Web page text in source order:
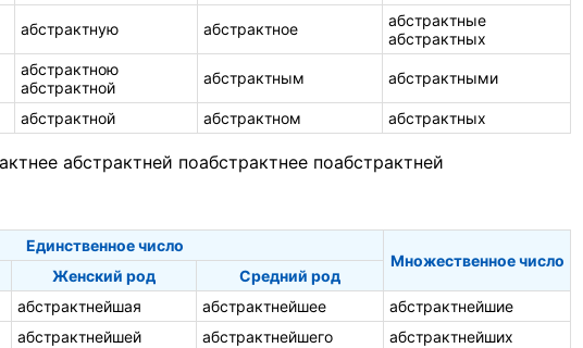
абстрактную абстрактное
абстрактные
абстрактных
абстрактною
абстрактной
абстрактным абстрактными
абстрактной абстрактном абстрактных
абстрактней поабстрактнее поабстрактней
Единственное число
Множественное число
Женский род
Средний род
абстрактнейшая абстрактнейшее
абстрактнейшие
абстрактнейшей абстрактнейшего
абстрактнейших